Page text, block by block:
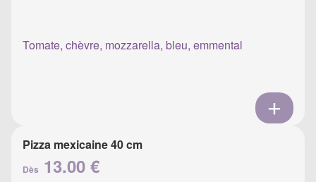
Tomate, chèvre, mozzarella, bleu, emmental
Pizza mexicaine 40 cm
Dès 13.00 €